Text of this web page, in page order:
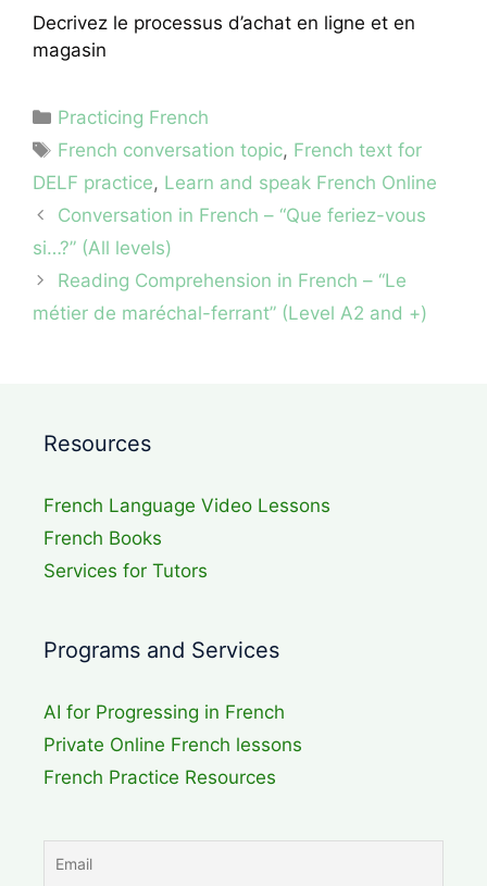
Decrivez le processus d’achat en ligne et en
magasin
Categories
Practicing French
Tags
French conversation topic, French text for
DELF practice, Learn and speak French Online
Conversation in French – “Que feriez-vous
si…?” (All levels)
Reading Comprehension in French – “Le
métier de maréchal-ferrant” (Level A2 and +)
Resources
French Language Video Lessons
French Books
Services for Tutors
Programs and Services
AI for Progressing in French
Private Online French lessons
French Practice Resources